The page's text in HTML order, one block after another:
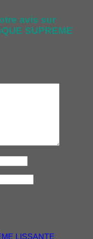
avis sur
SUPREME